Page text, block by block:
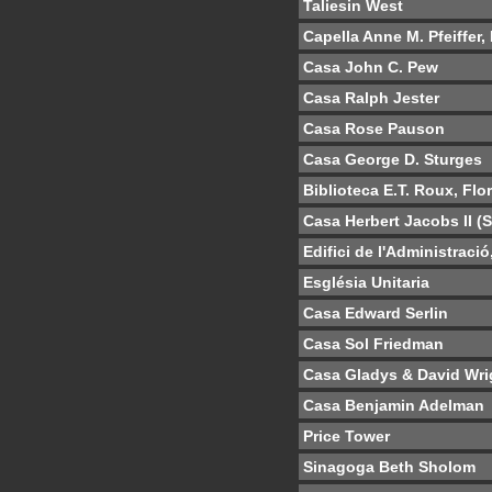
Taliesin West
Capella Anne M.
Casa John C. Pew
Casa Ralph Jester
Casa Rose Pauson
Casa George D. Sturges
Biblioteca E.T. Roux,
Casa Herbert Jacobs II
Edifici de
Església Unitaria
Casa Edward Serlin
Casa Sol Friedman
Casa Gladys & David
Casa Benjamin Adelman
Price Tower
Sinagoga Beth Sholom